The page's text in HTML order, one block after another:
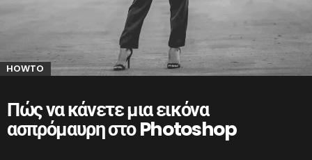
HOWTO
Πώς να κάνετε μια εικόνα
ασπρόμαυρη στο Photoshop